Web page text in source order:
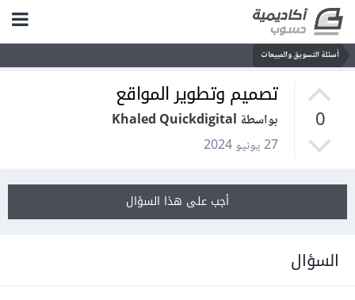
أسئلة التسويق والمبيعات
0
تصميم وتطوير المواقع
بواسطة Khaled Quickdigital
27 يونيو 2024
أجب على هذا السؤال
السؤال